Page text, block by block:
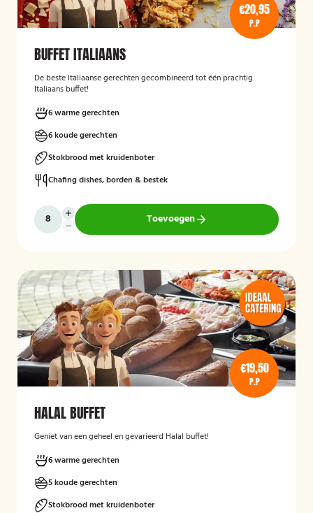
€20,95
P.P
BUFFET ITALIAANS
De beste Italiaanse gerechten gecombineerd tot één prachtig
Italiaans buffet!
6 warme gerechten
6 koude gerechten
Stokbrood met kruidenboter
Chafing dishes, borden & bestek
Toevoegen
€19,50
P.P
HALAL BUFFET
Geniet van een geheel en gevarieerd Halal buffet!
6 warme gerechten
5 koude gerechten
Stokbrood met kruidenboter